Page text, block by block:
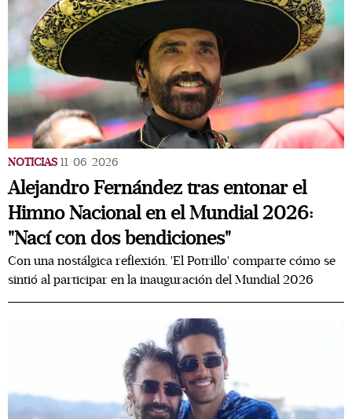
NOTICIAS 11/06/2026
Alejandro Fernández tras entonar el
Himno Nacional en el Mundial 2026:
"Nací con dos bendiciones"
Con una nostálgica reflexión, 'El Potrillo' comparte cómo se
sintió al participar en la inauguración del Mundial 2026